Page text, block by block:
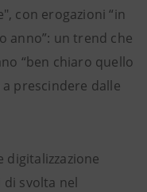
con erogazioni “in
anno”: un trend che
“ben chiaro quello
prescindere dalle
digitalizzazione
svolta nel